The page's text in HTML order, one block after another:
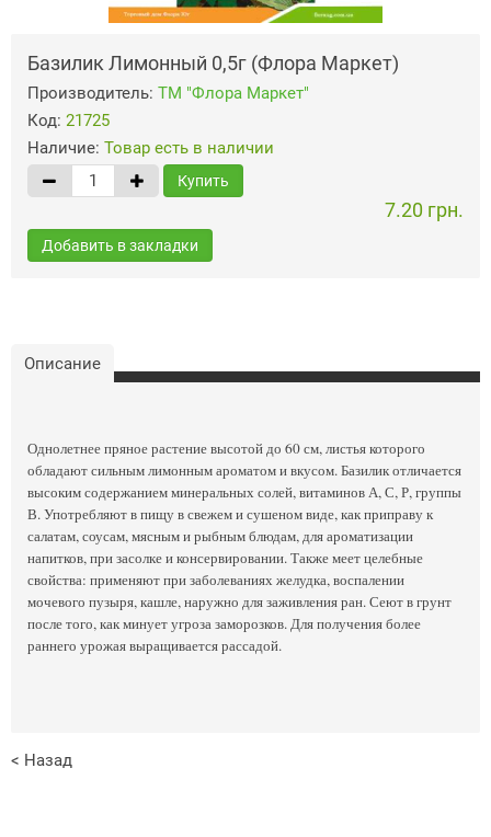
Базилик Лимонный 0,5г (Флора Маркет)
Производитель: ТМ "Флора Маркет"
Код: 21725
Наличие: Товар есть в наличии
Купить
7.20 грн.
Добавить в закладки
Описание
Однолетнее пряное растение высотой до 60 см, листья которого
обладают сильным лимонным ароматом и вкусом. Базилик отличается
высоким содержанием минеральных солей, витаминов А, С, Р, группы
В. Употребляют в пищу в свежем и сушеном виде, как приправу к
салатам, соусам, мясным и рыбным блюдам, для ароматизации
напитков, при засолке и консервировании. Также меет целебные
свойства: применяют при заболеваниях желудка, воспалении
мочевого пузыря, кашле, наружно для заживления ран. Сеют в грунт
после того, как минует угроза заморозков. Для получения более
раннего урожая выращивается рассадой.
< Назад